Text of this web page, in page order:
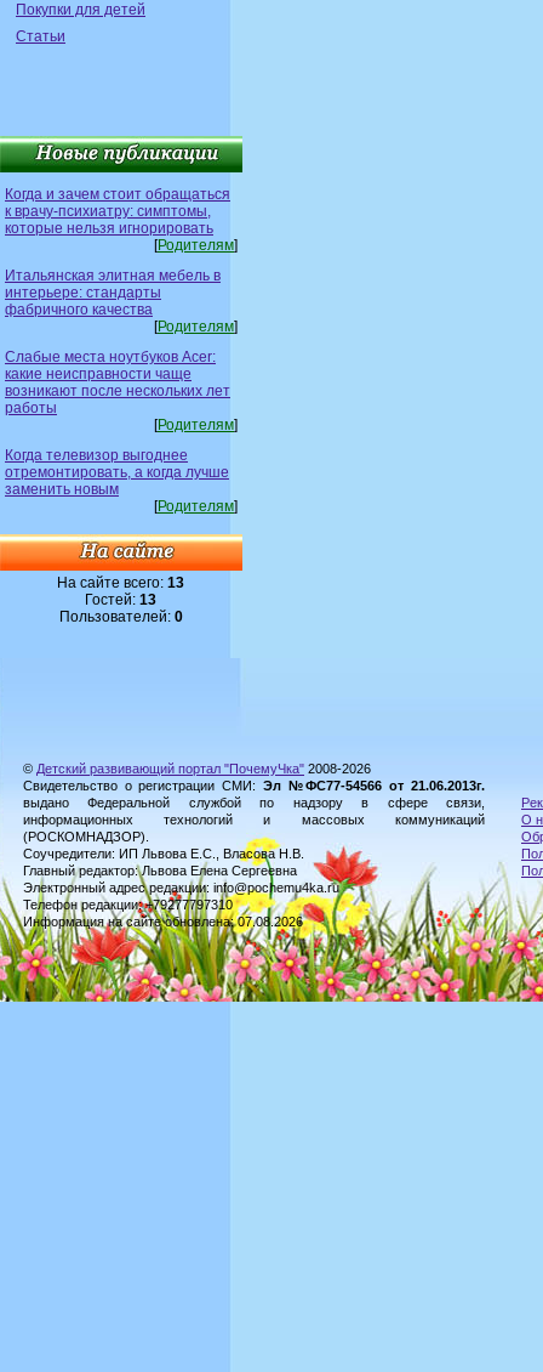
Покупки для детей
Статьи
Когда и зачем стоит обращаться
к врачу-психиатру: симптомы,
которые нельзя игнорировать
[Родителям]
Итальянская элитная мебель в
интерьере: стандарты
фабричного качества
[Родителям]
Слабые места ноутбуков Acer:
какие неисправности чаще
возникают после нескольких лет
работы
[Родителям]
Когда телевизор выгоднее
отремонтировать, а когда лучше
заменить новым
[Родителям]
На сайте всего:13
Гостей:13
Пользователей: 0
© Детский развивающий портал "ПочемуЧка" 2008-2026
Свидетельство о регистрации СМИ: Эл №ФС77-54566 от 21.06.2013г.
выдано Федеральной службой по надзору в сфере связи,
информационных технологий и массовых коммуникаций
(РОСКОМНАДЗОР).
Соучредители: ИП Львова Е.С., Власова Н.В.
Главный редактор: Львова Елена Сергеевна
Электронный адрес редакции: info@pochemu4ka.ru
Телефон редакции: +79277797310
Информация на сайте обновлена: 07.08.2026
О